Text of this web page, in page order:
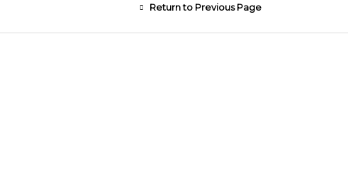
Return to Previous Page